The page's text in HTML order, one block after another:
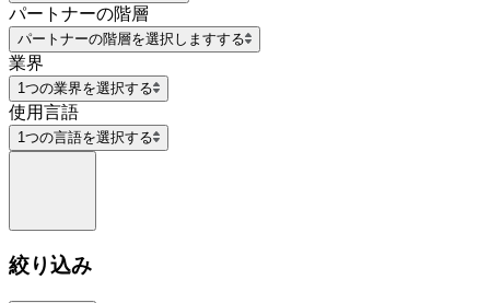
パートナーの階層
パートナーの階層を選択しますする
業界
1つの業界を選択する
使用言語
1つの言語を選択する
絞り込み